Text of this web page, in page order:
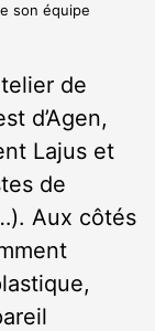
son équipe
de
d’Agen,
Lajus et
de
Aux côtés